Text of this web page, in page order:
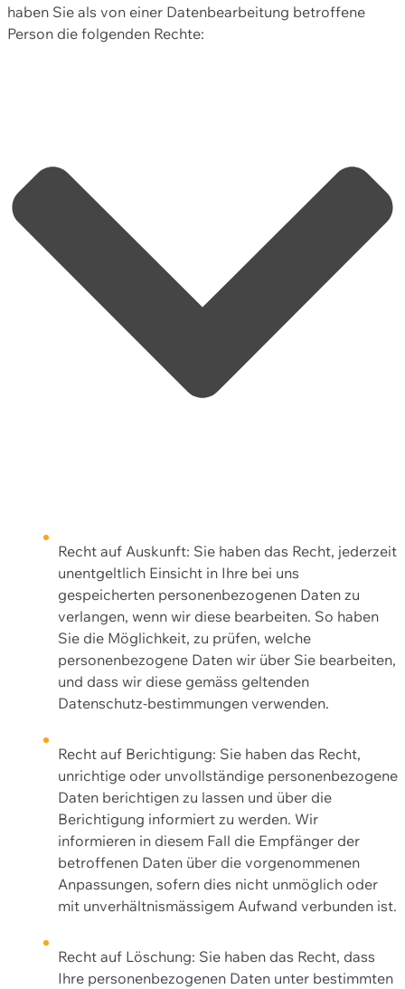
haben Sie als von einer Datenbearbeitung betroffene
Person die folgenden Rechte:
Recht auf Auskunft: Sie haben das Recht, jederzeit
unentgeltlich Einsicht in Ihre bei uns
gespeicherten personenbezogenen Daten zu
verlangen, wenn wir diese bearbeiten. So haben
Sie die Möglichkeit, zu prüfen, welche
personenbezogene Daten wir über Sie bearbeiten,
und dass wir diese gemäss geltenden
Datenschutz-bestimmungen verwenden.
Recht auf Berichtigung: Sie haben das Recht,
unrichtige oder unvollständige personenbezogene
Daten berichtigen zu lassen und über die
Berichtigung informiert zu werden. Wir
informieren in diesem Fall die Empfänger der
betroffenen Daten über die vorgenommenen
Anpassungen, sofern dies nicht unmöglich oder
mit unverhältnismässigem Aufwand verbunden ist.
Recht auf Löschung: Sie haben das Recht, dass
Ihre personenbezogenen Daten unter bestimmten